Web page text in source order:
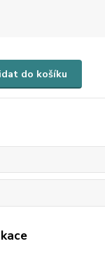
do košíku